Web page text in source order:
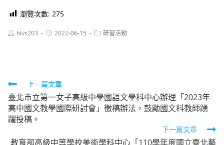
瀏覽次數: 275
Posthlvs203
Post2022-06-15
Post研習活動
Read
more
articles
上一篇文章
臺北市立第一女子高級中學國語文學科中心辦理「2023年
高中國文教學國際研討會」徵稿辦法，鼓勵國文科教師踴
躍投稿。
下一篇文章
教育部高級中等學校美術學科中心「110學年度國立臺北藝